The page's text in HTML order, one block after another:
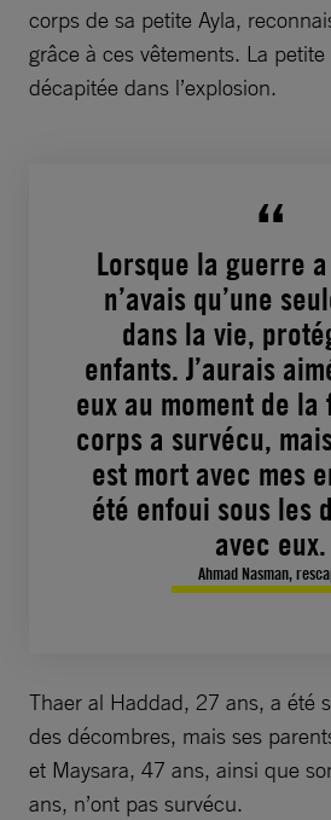
corps de sa petite Ayla,
grâce à ces vêtements. La
décapitée dans l’explosion.
Lorsque la guerre
n’avais qu’une
dans la vie,
enfants. J’aurais
eux au moment de la
corps a survécu,
est mort avec mes
été enfoui sous les
avec eux.
Ahmad Nasman,
Thaer al Haddad, 27 ans, a été
des décombres, mais ses
et Maysara, 47 ans, ainsi que
ans, n’ont pas survécu.